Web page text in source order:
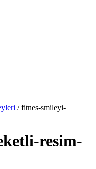
/ fitnes-smileyi-
resim-